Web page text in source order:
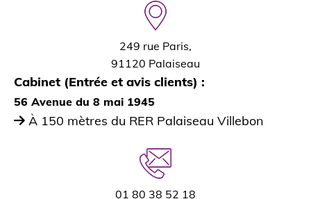
249 rue Paris,
91120 Palaiseau
Cabinet (Entrée et avis clients) :
56 Avenue du 8 mai 1945
 À 150 mètres du RER Palaiseau Villebon
01 80 38 52 18